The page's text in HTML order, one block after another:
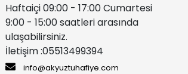
Haftaiçi 09:00 - 17:00 Cumartesi
9:00 - 15:00 saatleri arasında
ulaşabilirsiniz.
İletişim :05513499394
info@akyuztuhafiye.com